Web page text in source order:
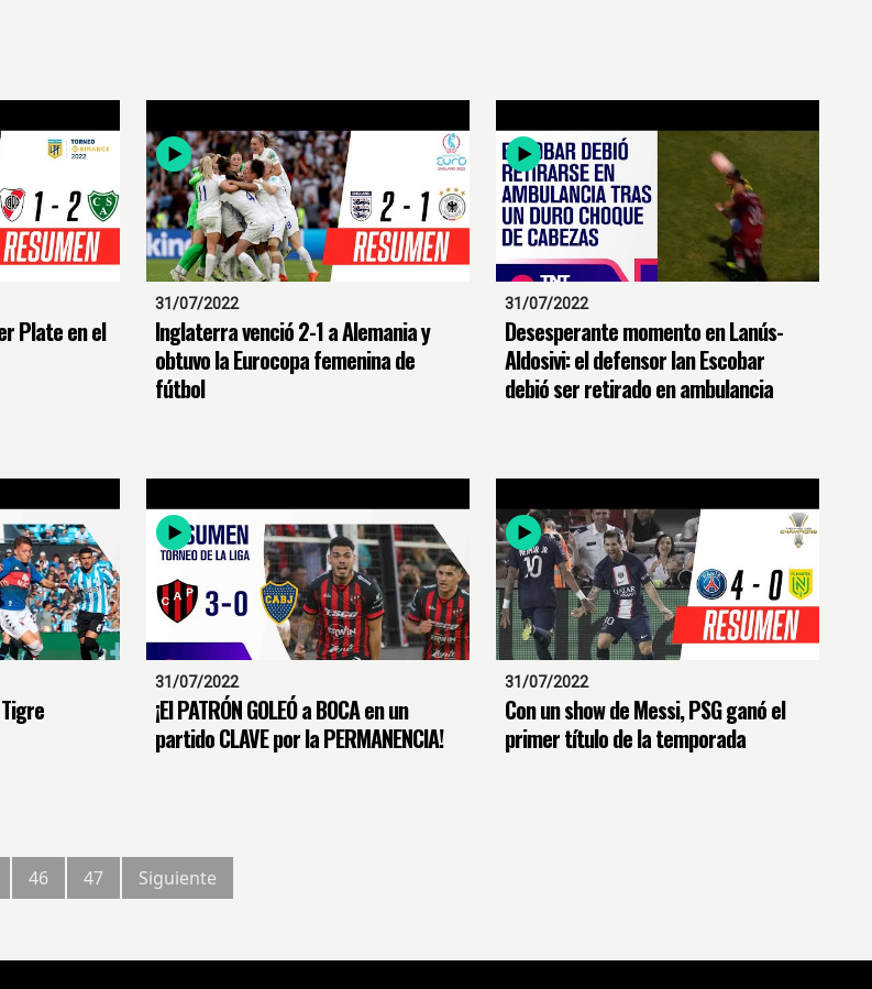
Plate en el
31/07/2022
Inglaterra venció 2-1 a Alemania y
obtuvo la Eurocopa femenina de
fútbol
31/07/2022
Desesperante momento en Lanús-
Aldosivi: el defensor Ian Escobar
debió ser retirado en ambulancia
31/07/2022
¡El PATRÓN GOLEÓ a BOCA en un
partido CLAVE por la PERMANENCIA!
31/07/2022
Con un show de Messi, PSG ganó el
primer título de la temporada
46 47 Siguiente